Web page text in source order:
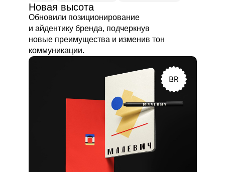
Новая высота
Обновили позиционирование
и айдентику бренда, подчеркнув
новые преимущества и изменив тон
коммуникации.